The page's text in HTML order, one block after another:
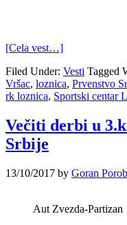
[Cela vest…]
Filed Under: Vesti Tagged
Vršac, loznica, Prvenstvo
rk loznica, Sportski centar
Večiti derbi u
Srbije
13/10/2017 by Goran
Aut Zvezda-Partizan